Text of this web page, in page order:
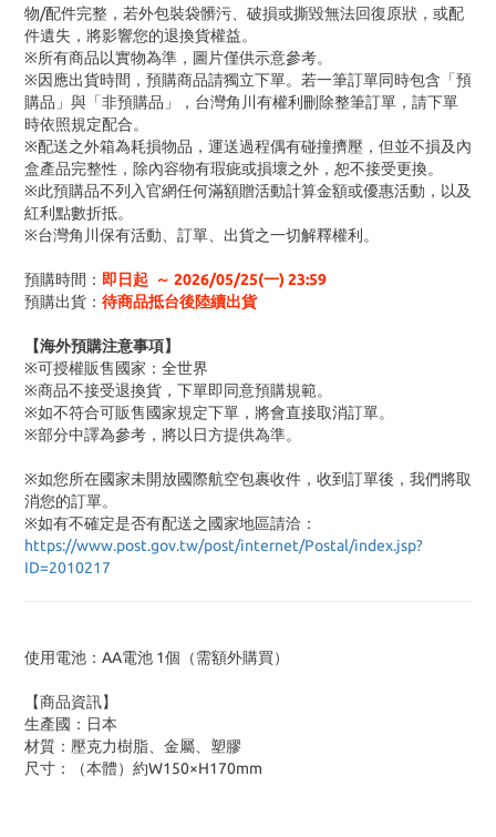
物/配件完整，若外包裝袋髒污、破損或撕毀無法回復原狀，或配
件遺失，將影響您的退換貨權益。
※所有商品以實物為準，圖片僅供示意參考。
※因應出貨時間，預購商品請獨立下單。若一筆訂單同時包含「預
購品」與「非預購品」，台灣角川有權利刪除整筆訂單，請下單
時依照規定配合。
※配送之外箱為耗損物品，運送過程偶有碰撞擠壓，但並不損及內
盒產品完整性，除內容物有瑕疵或損壞之外，恕不接受更換。
※此預購品不列入官網任何滿額贈活動計算金額或優惠活動，以及
紅利點數折抵。
※台灣角川保有活動、訂單、出貨之一切解釋權利。
預購時間： 即日起 ～ 2026/05/25(一) 23:59
預購出貨： 待商品抵台後陸續出貨
【海外預購注意事項】
※可授權販售國家：全世界
※商品不接受退換貨，下單即同意預購規範。
※如不符合可販售國家規定下單，將會直接取消訂單。
※部分中譯為參考，將以日方提供為準。
※如您所在國家未開放國際航空包裹收件，收到訂單後，我們將取
消您的訂單。
※如有不確定是否有配送之國家地區請洽：
https://www.post.gov.tw/post/internet/Postal/index.jsp?
ID=2010217
使用電池：AA電池 1個（需額外購買）
【商品資訊】
生產國：日本
材質：壓克力樹脂、金屬、塑膠
尺寸：（本體）約W150×H170mm